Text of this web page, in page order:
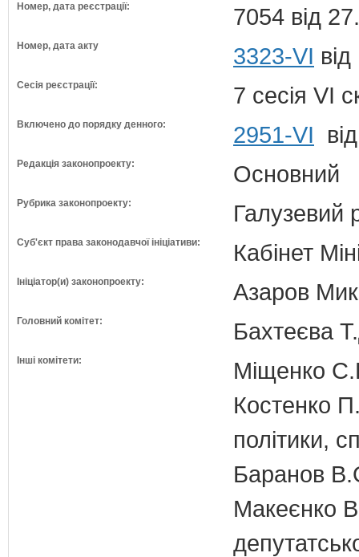
Номер, дата реєстрації: 7054 від
Номер, дата акту 3323-VI
Сесія реєстрації: 7 сесія VI
Включено до порядку денного: 2951-VI
Редакція законопроекту: Основний
Рубрика законопроекту: Галузевий
Суб'єкт права законодавчої ініціативи: Кабінет
Ініціатор(и) законопроекту: Азаров
Головний комітет: Бахтеєва
Інші комітети:
Міщенко
Костенко
політики,
Баранов
Макеєнко